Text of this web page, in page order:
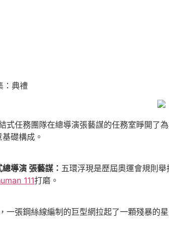
：典禮
務團隊在總導演張藝謀的任務室睜開了
礎構成。
導演 張藝謀： 五環浮現是歷屆奧運會規則
111打磨。
鋼絲線編制的巨型網拉起了一顆殘暴的